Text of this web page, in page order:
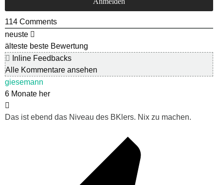
114 Comments
neuste
älteste beste Bewertung
Inline Feedbacks
Alle Kommentare ansehen
giesemann
6 Monate her
Das ist ebend das Niveau des BKlers. Nix zu machen.